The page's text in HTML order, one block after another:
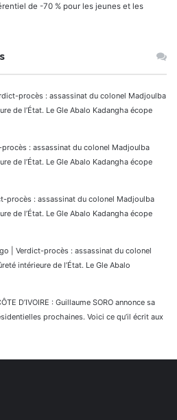
de -70 % pour les jeunes et les
procès : assassinat du colonel Madjoulba
de l’État. Le Gle Abalo Kadangha écope
: assassinat du colonel Madjoulba
de l’État. Le Gle Abalo Kadangha écope
procès : assassinat du colonel Madjoulba
de l’État. Le Gle Abalo Kadangha écope
| Verdict-procès : assassinat du colonel
intérieure de l’État. Le Gle Abalo
D’IVOIRE : Guillaume SORO annonce sa
prochaines. Voici ce qu’il écrit aux